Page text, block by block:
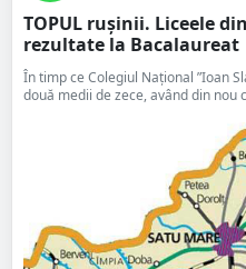
TOPUL rușinii. Liceele
rezultate la Bacalaureat
În timp ce Colegiul Național ”Ioan
două medii de zece, având din nou